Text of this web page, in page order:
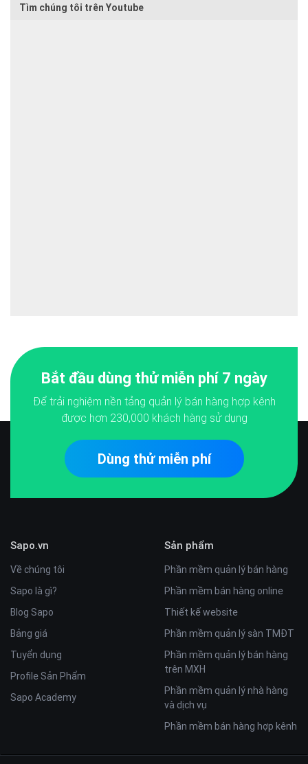
Tìm chúng tôi trên Youtube
Bắt đầu dùng thử miễn phí 7 ngày
Để trải nghiệm nền tảng quản lý bán hàng hợp kênh
được hơn 230,000 khách hàng sử dụng
Dùng thử miễn phí
Sapo.vn
Về chúng tôi
Sapo là gì?
Blog Sapo
Bảng giá
Tuyển dụng
Profile Sản Phẩm
Sapo Academy
Sản phẩm
Phần mềm quản lý bán hàng
Phần mềm bán hàng online
Thiết kế website
Phần mềm quản lý sàn TMĐT
Phần mềm quản lý bán hàng
trên MXH
Phần mềm quản lý nhà hàng
và dịch vụ
Phần mềm bán hàng hợp kênh